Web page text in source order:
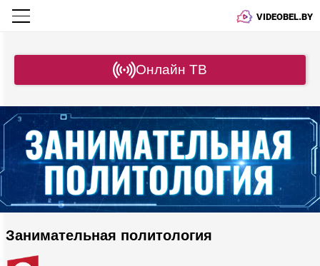
VIDEOBEL.BY
Онлайн ТВ
Занимательная политология